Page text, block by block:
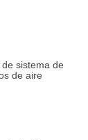
y livianos
de sistema de
de aire
PU